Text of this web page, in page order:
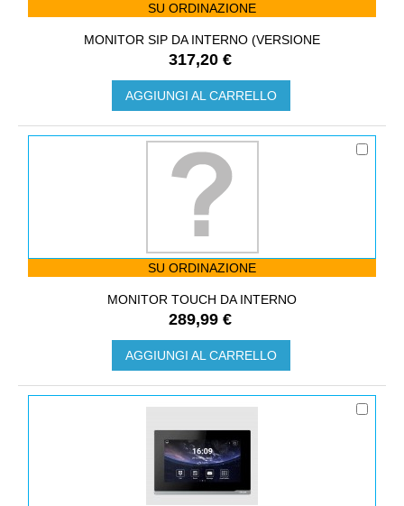
SU ORDINAZIONE
MONITOR SIP DA INTERNO (VERSIONE
317,20 €
AGGIUNGI AL CARRELLO
SU ORDINAZIONE
MONITOR TOUCH DA INTERNO
289,99 €
AGGIUNGI AL CARRELLO